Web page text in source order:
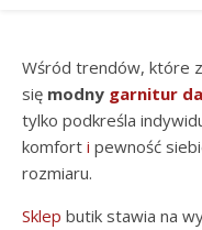
Wśród trendów, które
się modny garnitur
tylko podkreśla
komfort i pewność
rozmiaru.
Sklep butik stawia na